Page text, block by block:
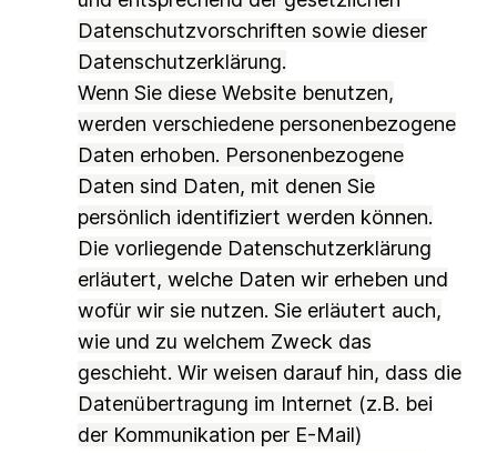
Datenschutzvorschriften sowie dieser
Datenschutzerklärung.
Wenn Sie diese Website benutzen,
werden verschiedene personenbezogene
Daten erhoben. Personenbezogene
Daten sind Daten, mit denen Sie
persönlich identifiziert werden können.
Die vorliegende Datenschutzerklärung
erläutert, welche Daten wir erheben und
wofür wir sie nutzen. Sie erläutert auch,
wie und zu welchem Zweck das
geschieht. Wir weisen darauf hin, dass die
Datenübertragung im Internet (z.B. bei
der Kommunikation per E-Mail)